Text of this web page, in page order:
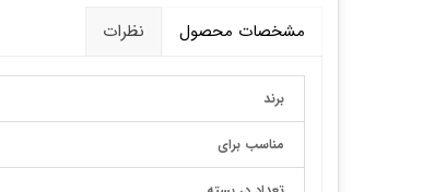
مشخصات محصول نظرات
برند
مناسب برای